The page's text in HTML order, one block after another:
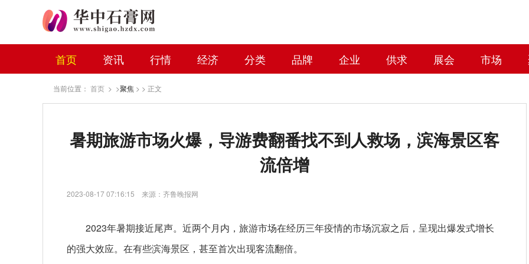
首页 资讯 行情 经济 分类 品牌 企业 供求 展会 市场
当前位置： 首页 > >聚焦 > > 正文
暑期旅游市场火爆，导游费翻番找不到人救场，滨海景区客
流倍增
2023-08-17 07:16:15 来源：齐鲁晚报网
2023年暑期接近尾声。近两个月内，旅游市场在经历三年疫情的市场沉寂之后，呈现出爆发式增长
的强大效应。在有些滨海景区，甚至首次出现客流翻倍。